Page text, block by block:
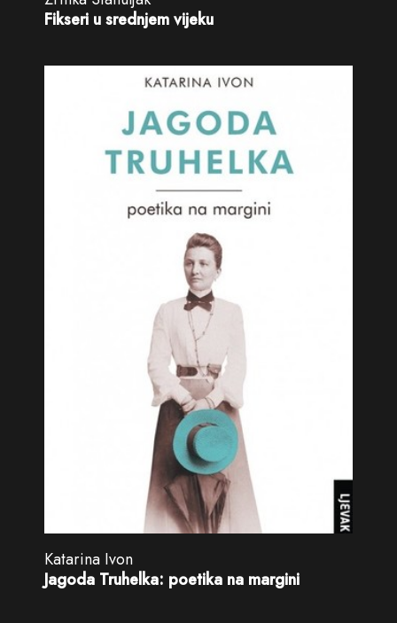
Fikseri u srednjem vijeku
Katarina Ivon
Jagoda Truhelka: poetika na margini